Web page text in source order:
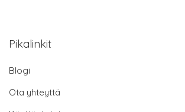
Pikalinkit
Blogi
Ota yhteyttä